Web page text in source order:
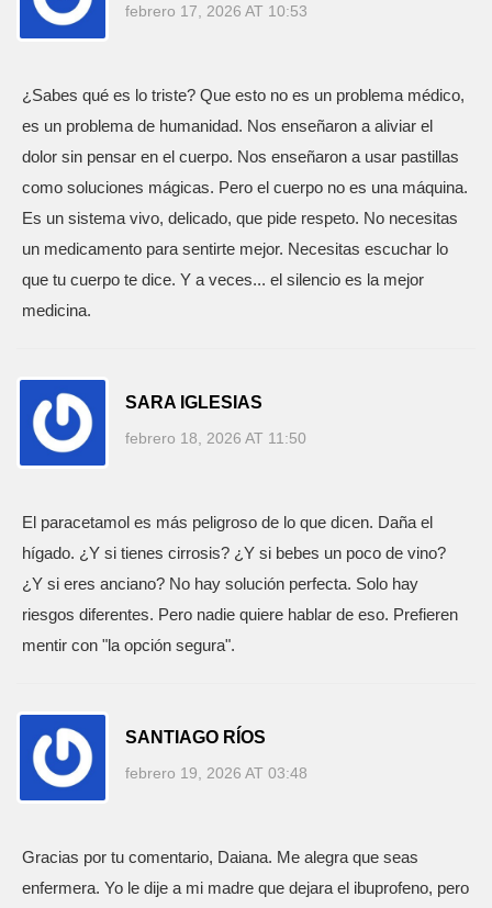
febrero 17, 2026 AT 10:53
¿Sabes qué es lo triste? Que esto no es un problema médico,
es un problema de humanidad. Nos enseñaron a aliviar el
dolor sin pensar en el cuerpo. Nos enseñaron a usar pastillas
como soluciones mágicas. Pero el cuerpo no es una máquina.
Es un sistema vivo, delicado, que pide respeto. No necesitas
un medicamento para sentirte mejor. Necesitas escuchar lo
que tu cuerpo te dice. Y a veces... el silencio es la mejor
medicina.
SARA IGLESIAS
febrero 18, 2026 AT 11:50
El paracetamol es más peligroso de lo que dicen. Daña el
hígado. ¿Y si tienes cirrosis? ¿Y si bebes un poco de vino?
¿Y si eres anciano? No hay solución perfecta. Solo hay
riesgos diferentes. Pero nadie quiere hablar de eso. Prefieren
mentir con "la opción segura".
SANTIAGO RÍOS
febrero 19, 2026 AT 03:48
Gracias por tu comentario, Daiana. Me alegra que seas
enfermera. Yo le dije a mi madre que dejara el ibuprofeno, pero